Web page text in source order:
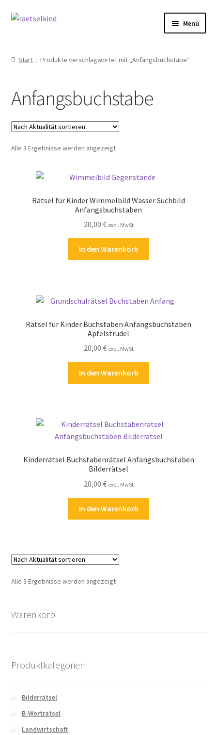
Zur
Zum
Menü
Cookie-Richtlinie (EU)
Datenschutzbelehrung
Echtheit von Bewertungen
Impressum
Mein Konto
Shop
Widerrufsbelehrung
Zahlungsarten
Start Produkte verschlagwortet mit „Anfangsbuchstabe“
Anfangsbuchstabe
Alle 3 Ergebnisse werden angezeigtNach
Rätsel für Kinder Wimmelbild Wasser Suchbild
Anfangsbuchstaben
20,00 € excl. MwSt
In den Warenkorb
Rätsel für Kinder Buchstaben Anfangsbuchstaben
Apfelstrudel
20,00 € excl. MwSt
In den Warenkorb
Kinderrätsel Buchstabenrätsel Anfangsbuchstaben
Bilderrätsel
20,00 € excl. MwSt
In den Warenkorb
Alle 3 Ergebnisse werden angezeigtNach
Warenkorb
Produktkategorien
Bilderrätsel
B-Worträtsel
Landwirtschaft